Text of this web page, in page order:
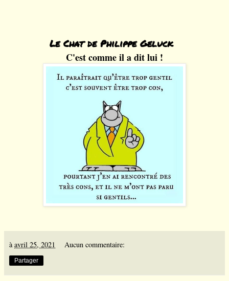
Le Chat de Philippe Geluck
C'est comme il a dit lui !
à avril 25, 2021 Aucun commentaire:
Partager